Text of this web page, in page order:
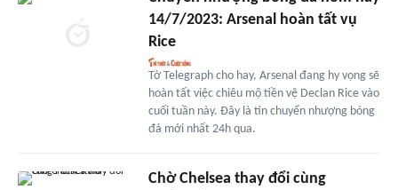
14/7/2023: Arsenal hoàn tất vụ
Rice
Tờ Telegraph cho hay, Arsenal đang hy vọng sẽ
hoàn tất việc chiêu mộ tiền vệ Declan Rice vào
cuối tuần này. Đây là tin chuyển nhượng bóng
đá mới nhất 24h qua.
Chờ Chelsea thay đổi cùng